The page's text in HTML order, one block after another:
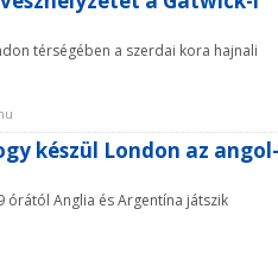
térségében a szerdai kora hajnali
készül London az angol-
órától Anglia és Argentína játszik